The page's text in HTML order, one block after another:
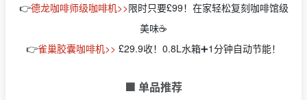
👉德龙咖啡师级咖啡机>>限时只要£99！在家轻松复刻咖啡馆级
美味☕
👉雀巢胶囊咖啡机>> £29.9收！0.8L水箱➕1分钟自动节能！
🟩 单品推荐